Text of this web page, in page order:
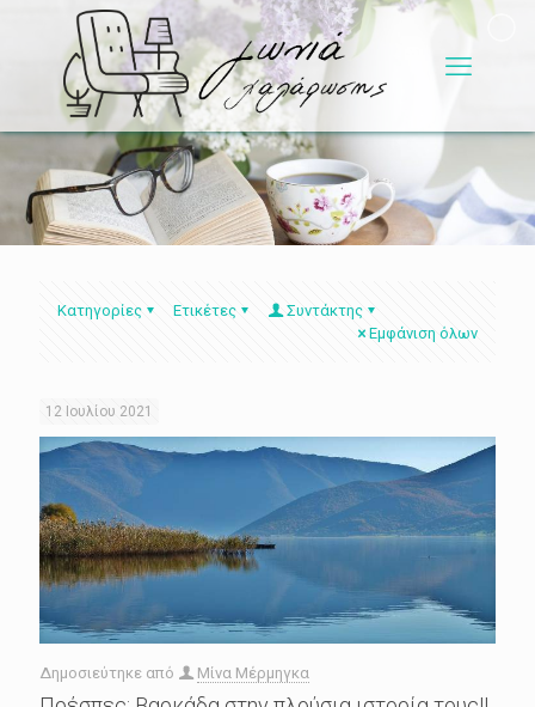
Κατηγορίες Ετικέτες
Συντάκτης
Εμφάνιση όλων
12 Ιουλίου 2021
Δημοσιεύτηκε από Μίνα Μέρμηγκα